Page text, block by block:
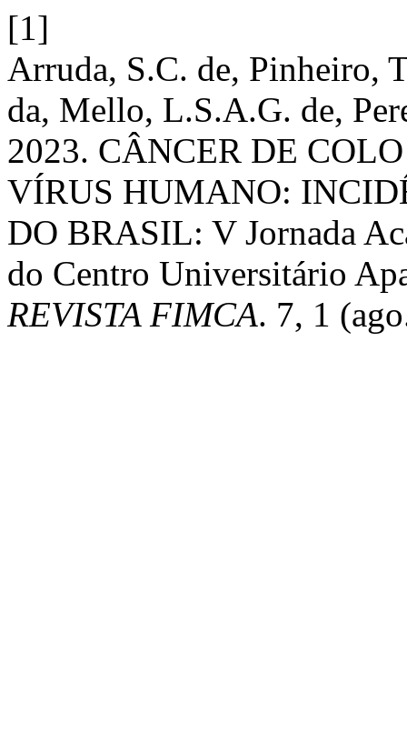
[1]
Arruda, S.C. de, Pinheiro,
da, Mello, L.S.A.G. de,
2023. CÂNCER DE
VÍRUS HUMANO:
DO BRASIL: V Jornada
do Centro Universitário
REVISTA FIMCA. 7, 1